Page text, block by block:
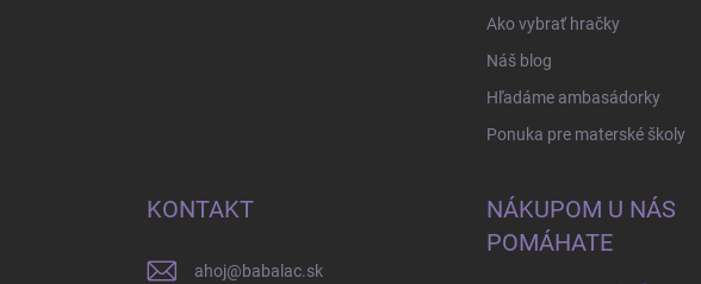
Ako vybrať hračky
Náš blog
Hľadáme ambasádorky
Ponuka pre materské školy
KONTAKT
ahoj@babalac.sk
NÁKUPOM U NÁS
POMÁHATE